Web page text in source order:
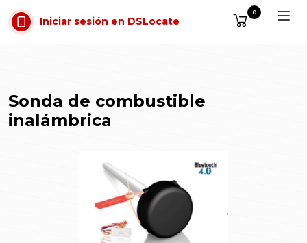
Saltar al contenido
Iniciar sesión en DSLocate
0
Sonda de combustible
inalámbrica